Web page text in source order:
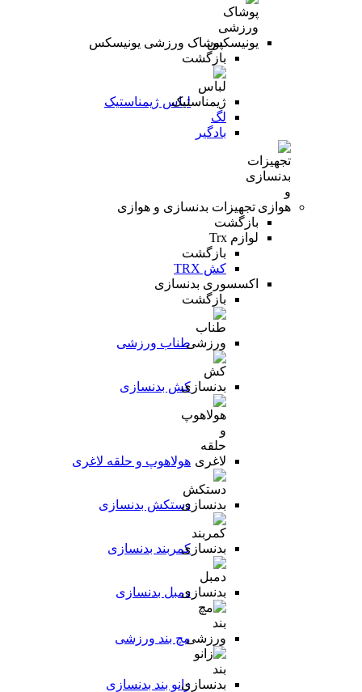
پوشاک ورزشی یونیسکس
بازگشت
لباس ژیمناستیک
لگ
بادگیر
تجهیزات بدنسازی و هوازی
بازگشت
لوازم Trx
بازگشت
کش TRX
اکسسوری بدنسازی
بازگشت
طناب ورزشی
کش بدنسازی
هولاهوپ و حلقه لاغری
دستکش بدنسازی
کمربند بدنسازی
دمبل بدنسازی
مچ بند ورزشی
زانو بند بدنسازی